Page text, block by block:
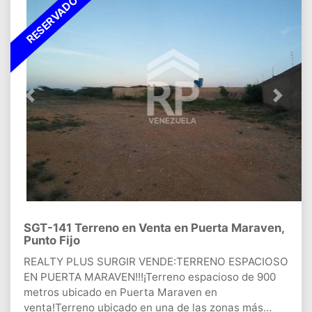
para colocar una amplia terraza o parrilera*. Portón
corredizo*. Semiamoblada (Solo en Alquiler)*. Zona
privilegiada*. Servicio eléctrico continuo*. Techos
altos con excelente mantenimientoLISTA PARA
HABITARDOCUMENTACION LISTA PARA FIRMAR.
Previous Next
SGT-141 Terreno en Venta en Puerta Maraven,
Punto Fijo
REALTY PLUS SURGIR VENDE:TERRENO ESPACIOSO
EN PUERTA MARAVEN!!!¡Terreno espacioso de 900
metros ubicado en Puerta Maraven en
venta!Terreno ubicado en una de las zonas más
RESERVADO